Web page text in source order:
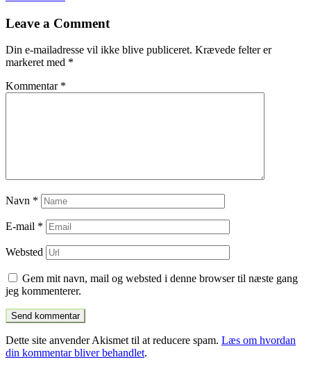
til
Leave a Comment
Din e-mailadresse vil ikke blive publiceret. Krævede felter er
markeret med *
Kommentar *
Navn *
E-mail *
Websted
Gem mit navn, mail og websted i denne browser til næste gang
jeg kommenterer.
Dette site anvender Akismet til at reducere spam. Læs om hvordan
din kommentar bliver behandlet.